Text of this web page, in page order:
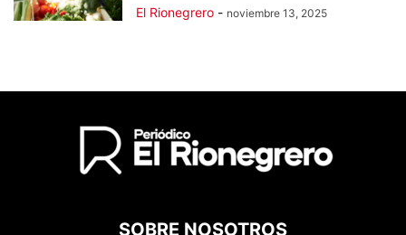
El Rionegrero - noviembre 13, 2025
SOBRE NOSOTROS